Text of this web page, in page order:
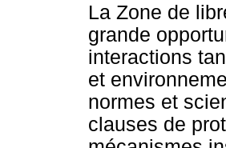
La Zone de
grande
interactions
et
normes et
clauses de